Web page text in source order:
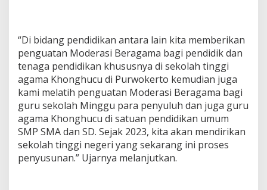
“Di bidang pendidikan antara lain kita memberikan
penguatan Moderasi Beragama bagi pendidik dan
tenaga pendidikan khususnya di sekolah tinggi
agama Khonghucu di Purwokerto kemudian juga
kami melatih penguatan Moderasi Beragama bagi
guru sekolah Minggu para penyuluh dan juga guru
agama Khonghucu di satuan pendidikan umum
SMP SMA dan SD. Sejak 2023, kita akan mendirikan
sekolah tinggi negeri yang sekarang ini proses
penyusunan.” Ujarnya melanjutkan.